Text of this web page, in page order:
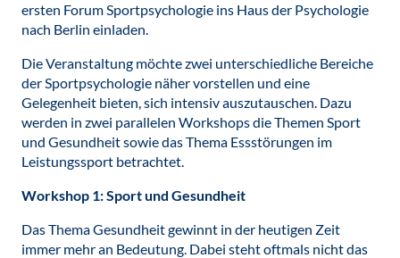
ersten Forum Sportpsychologie ins Haus der Psychologie
nach Berlin einladen.
Die Veranstaltung möchte zwei unterschiedliche Bereiche
der Sportpsychologie näher vorstellen und eine
Gelegenheit bieten, sich intensiv auszutauschen. Dazu
werden in zwei parallelen Workshops die Themen Sport
und Gesundheit sowie das Thema Essstörungen im
Leistungssport betrachtet.
Workshop 1: Sport und Gesundheit
Das Thema Gesundheit gewinnt in der heutigen Zeit
immer mehr an Bedeutung. Dabei steht oftmals nicht das